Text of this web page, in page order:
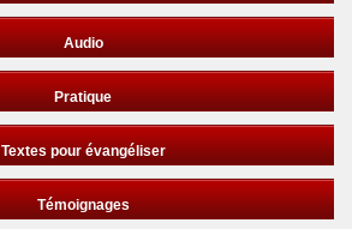
Audio
Pratique
Textes pour évangéliser
Témoignages